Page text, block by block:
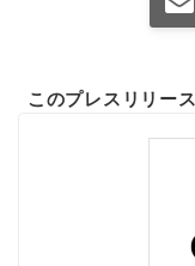
このプレスリリー